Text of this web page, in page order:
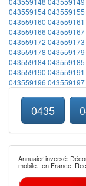
043559154043559155
043559160 043559161
043559166 043559167
043559172 043559173
043559178 043559179
043559184043559185
043559190 043559191
043559196 043559197
0435
Annuaier inversé:
mobile...en France.